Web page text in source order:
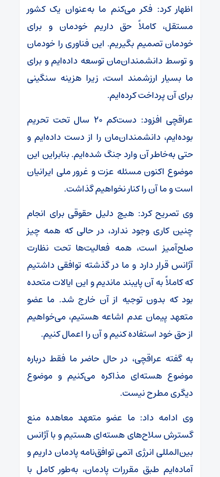
اظهار کرد: فکر می‌کنم ما به‌عنوان یک کشور
مستقل، کاملاً حق داریم خودمان و برای
خودمان تصمیم بگیریم. این فناوری را خودمان
و توسط دانشمندان‌مان توسعه داده‌ایم و برای
ما بسیار ارزشمند است، زیرا هزینه سنگینی
برای آن پرداخت کرده‌ایم.
عراقچی افزود: دست‌کم ۲۰ سال تحت تحریم
بوده‌ایم، دانشمندان‌مان را از دست داده‌ایم و
حتی به‌خاطر آن وارد جنگ شده‌ایم. بنابراین این
موضوع اکنون مسئله عزت و غرور ملی ایرانیان
است و ما آن را کنار نخواهیم گذاشت.
وی تصریح کرد: هیچ دلیل حقوقی برای انجام
چنین کاری وجود ندارد، در حالی که همه چیز
صلح‌آمیز است، همه فعالیت‌ها تحت نظارت
آژانس قرار دارد و ما در گذشته توافقی داشتیم
که کاملاً به آن پایبند ماندیم و این ایالات متحده
بود که بدون توجیه از آن خارج شد. ما عضو
متعهد پیمان عدم اشاعه هستیم، می‌خواهیم
از حق خود استفاده کنیم و آن را اعمال کنیم.
به گفته عراقچی، در حال حاضر ما فقط درباره
موضوع هسته‌ای مذاکره می‌کنیم و موضوع
دیگری مطرح نیست.
وی ادامه داد: ما عضو متعهد معاهده منع
گسترش سلاح‌های هسته‌ای هستیم و با آژانس
بین‌المللی انرژی اتمی توافق‌نامه پادمان داریم و
آماده‌ایم طبق مقررات پادمان، به‌طور کامل با